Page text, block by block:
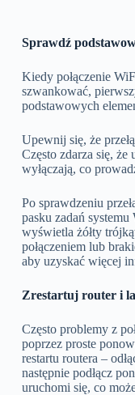
Sprawdź
Kiedy połączenie
szwankować,
podstawowych
Upewnij się, że
Często zdarza się,
wyłączają, co
Po sprawdzeniu
pasku zadań
wyświetla żółty
połączeniem lub
aby uzyskać więcej
Zrestartuj router i
Często problemy z
poprzez proste
restartu routera –
następnie podłącz
uruchomi się, co